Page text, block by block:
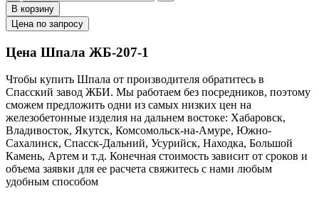
В корзину
Цена по запросу
Цена Шпала ЖБ-207-1
Чтобы купить Шпала от производителя обратитесь в
Cпасский завод ЖБИ. Мы работаем без посредников, поэтому
сможем предложить одни из самых низких цен на
железобетонные изделия на дальнем востоке: Хабаровск,
Владивосток, Якутск, Комсомольск-на-Амуре, Южно-
Сахалинск, Спасск-Дальний, Усурийск, Находка, Большой
Камень, Артем и т.д. Конечная стоимость зависит от сроков и
объема заявки для ее расчета свяжитесь с нами любым
удобным способом